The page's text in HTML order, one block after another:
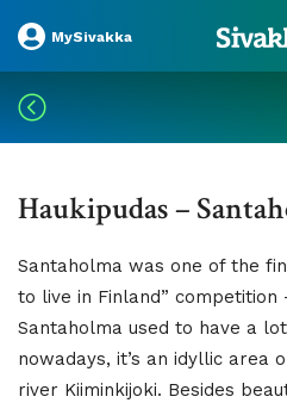
MySivakka
Haukipudas –
Santaholma was one of the
to live in Finland” competition
Santaholma used to have a
nowadays, it’s an idyllic area
river Kiiminkijoki. Besides